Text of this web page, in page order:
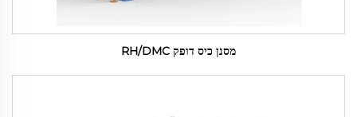
מסנן כיס דופק RH/DMC